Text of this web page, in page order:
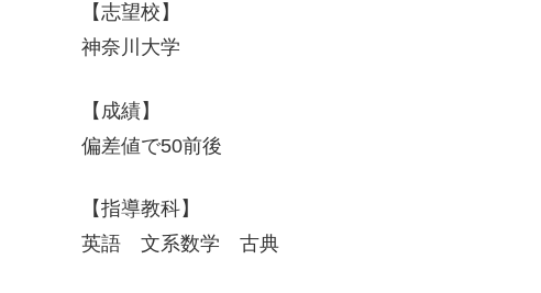
【志望校】
神奈川大学
【成績】
偏差値で50前後
【指導教科】
英語 文系数学 古典